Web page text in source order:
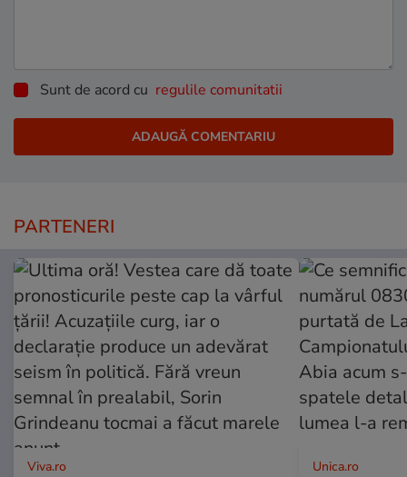
Sunt de acord cu regulile comunitatii
PARTENERI
Viva.ro Unica.ro